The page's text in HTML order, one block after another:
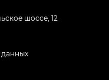
шоссе, 12